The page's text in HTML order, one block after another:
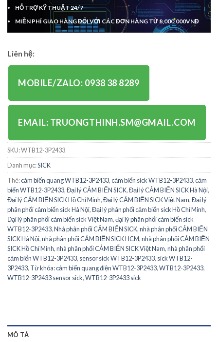
HỖ TRỢ KỸ THUẬT 24/7
MIỄN PHÍ GIAO HÀNG ĐỐI VỚI CÁC ĐƠN HÀNG TỪ 8,000,000VNĐ
Liên hệ:
MOBILE/ZALO: 0938 38 8289
EMAIL: TRUONGTHINH.SM@GMAIL.COM
SKU:WTB12-3P2433
Danh mục:SICK
Thẻ:cảm biến quang WTB12-3P2433,cảm biến sick WTB12-3P2433,cảm
biến WTB12-3P2433,Đại lý CẢM BIẾN SICK,Đại lý CẢM BIẾN SICK Hà Nội,
Đại lý CẢM BIẾN SICK Hồ Chí Minh,Đại lý CẢM BIẾN SICK Việt Nam,Đại lý
phân phối cảm biến sick Hà Nội,Đại lý phân phối cảm biến sick Hồ Chí Minh,
Đại lý phân phối cảm biến sick Việt Nam,đại lý phân phối cảm biến sick
WTB12-3P2433,Nhà phân phối CẢM BIẾN SICK,nhà phân phối CẢM BIẾN
SICK Hà Nội,nhà phân phối CẢM BIẾN SICK HCM,nhà phân phối CẢM BIẾN
SICK Hồ Chí Minh,nhà phân phối CẢM BIẾN SICK Việt Nam,nhà phân phối
cảm biến WTB12-3P2433, sensor sick WTB12-3P2433, sick WTB12-
3P2433, Từ khóa: cảm biến quang điện WTB12-3P2433,WTB12-3P2433,
WTB12-3P2433 sensor sick,WTB12-3P2433 sick
MÔ TẢ